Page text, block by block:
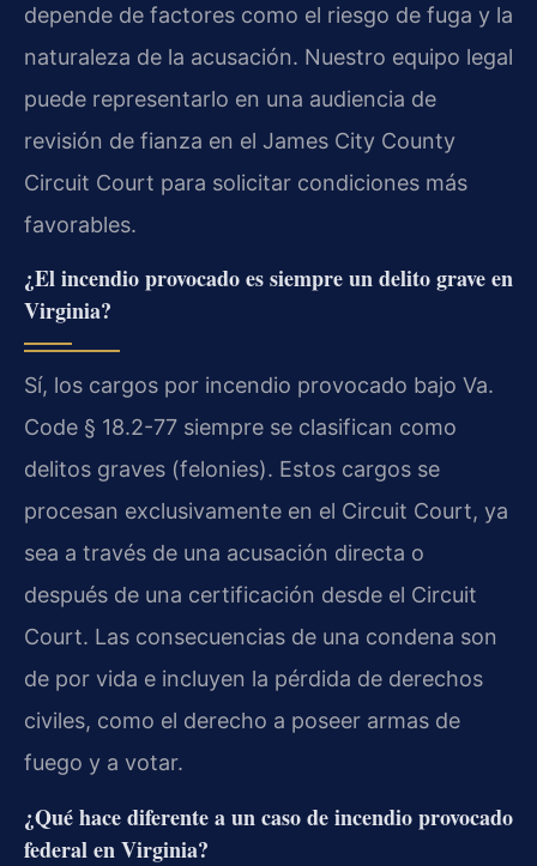
depende de factores como el riesgo de fuga y la
naturaleza de la acusación. Nuestro equipo legal
puede representarlo en una audiencia de
revisión de fianza en el James City County
Circuit Court para solicitar condiciones más
favorables.
¿El incendio provocado es siempre un delito grave en
Virginia?
Sí, los cargos por incendio provocado bajo Va.
Code § 18.2-77 siempre se clasifican como
delitos graves (felonies). Estos cargos se
procesan exclusivamente en el Circuit Court, ya
sea a través de una acusación directa o
después de una certificación desde el Circuit
Court. Las consecuencias de una condena son
de por vida e incluyen la pérdida de derechos
civiles, como el derecho a poseer armas de
fuego y a votar.
¿Qué hace diferente a un caso de incendio provocado
federal en Virginia?